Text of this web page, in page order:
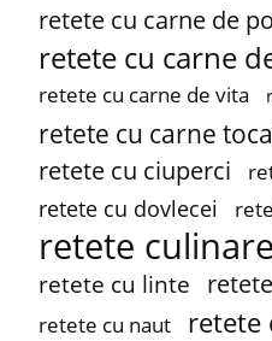
retete cu carne de
retete cu carne
retete cu carne de vita
retete cu carne
retete cu ciuperci
retete cu dovlecei
retete
retete cu linte
retete cu naut
retete